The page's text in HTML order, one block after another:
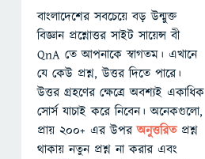
বাংলাদেশের সবচেয়ে বড় উন্মুক্ত
বিজ্ঞান প্রশ্নোত্তর সাইট সায়েন্স বী
QnA তে আপনাকে স্বাগতম। এখানে
যে কেউ প্রশ্ন, উত্তর দিতে পারে।
উত্তর গ্রহণের ক্ষেত্রে অবশ্যই একাধিক
সোর্স যাচাই করে নিবেন। অনেকগুলো,
প্রায় ২০০+ এর উপরঅনুত্তরিতপ্রশ্ন
থাকায় নতুন প্রশ্ন না করার এবং